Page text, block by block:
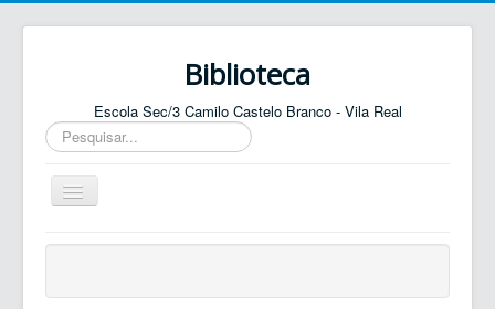
Biblioteca
Escola Sec/3 Camilo Castelo Branco - Vila Real
Pesquisar...
Ativar/Desativar
navegação
entrada